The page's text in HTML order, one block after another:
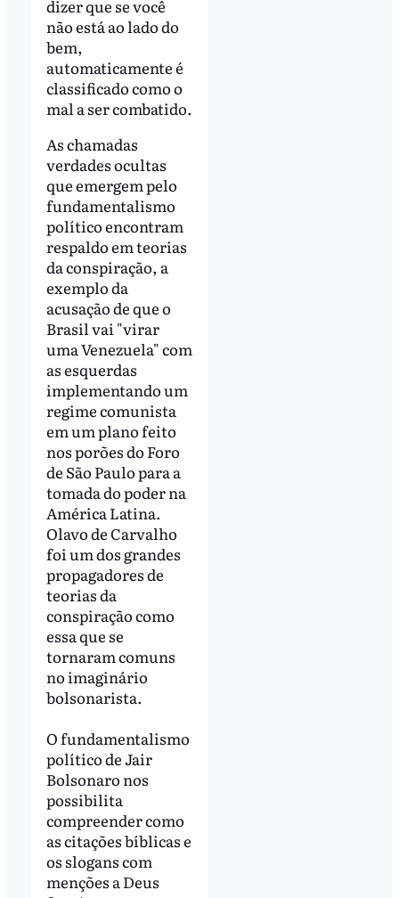
dizer que se você
não está ao lado do
bem,
automaticamente é
classificado como o
mal a ser combatido.
As chamadas
verdades ocultas
que emergem pelo
fundamentalismo
político encontram
respaldo em teorias
da conspiração, a
exemplo da
acusação de que o
Brasil vai "virar
uma Venezuela" com
as esquerdas
implementando um
regime comunista
em um plano feito
nos porões do Foro
de São Paulo para a
tomada do poder na
América Latina.
Olavo de Carvalho
foi um dos grandes
propagadores de
teorias da
conspiração como
essa que se
tornaram comuns
no imaginário
bolsonarista.
O fundamentalismo
político de Jair
Bolsonaro nos
possibilita
compreender como
as citações bíblicas e
os slogans com
menções a Deus